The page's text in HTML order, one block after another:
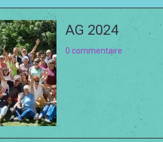
AG 2024
0 commentaire